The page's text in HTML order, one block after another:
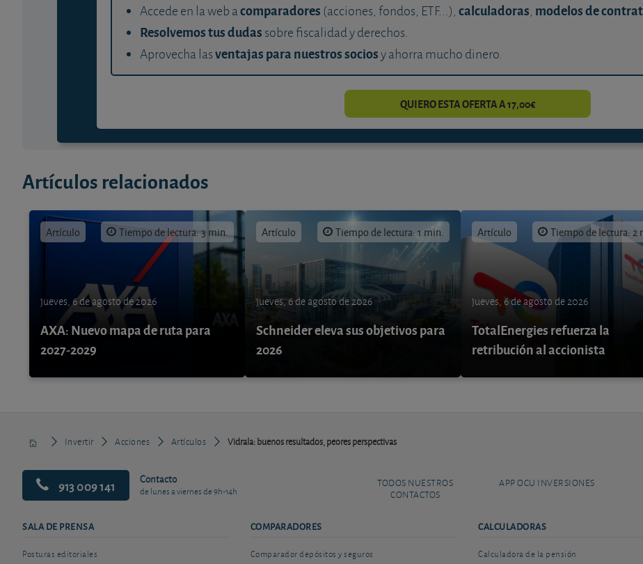
Accede en la web acomparadores (acciones, fondos, ETF...), calculadoras, modelos de
Resolvemos tus dudas sobre fiscalidad y derechos.
Aprovecha lasventajas para nuestros sociosy ahorra mucho dinero.
QUIERO ESTA OFERTA A 17,00€
Artículos relacionados
Artículo Tiempo de lectura: 3 min.
jueves, 6 de agosto de 2026
AXA: Nuevo mapa de ruta para
2027-2029
Artículo Tiempo de lectura: 1 min.
jueves, 6 de agosto de 2026
Schneider eleva sus objetivos para
2026
Artículo Tiempo de lectura: 2
jueves, 6 de agosto de 2026
TotalEnergies refuerza la
retribución al accionista
Invertir Acciones Artículos Vidrala: buenos resultados, peores perspectivas
913 009 141 Contacto
de lunes a viernes de 9h-14h
TODOS NUESTROS
CONTACTOS
APP OCU INVERSIONES
SALA DE PRENSA
Posturas editoriales
COMPARADORES
Comparador depósitos y seguros
CALCULADORAS
Calculadora de la pensión